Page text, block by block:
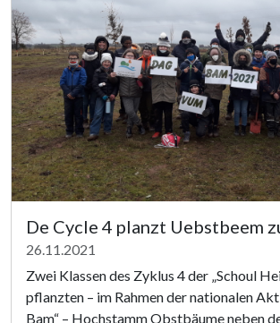
De Cycle 4 planzt Uebstbeem
26.11.2021
Zwei Klassen des Zyklus 4 der „Schoul
pflanzten – im Rahmen der nationalen
Bam“ – Hochstamm Obstbäume neben